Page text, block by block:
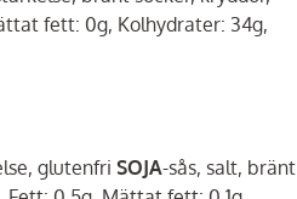
fett: 0g, Kolhydrater: 34g,
glutenfri SOJA-sås, salt, bränt